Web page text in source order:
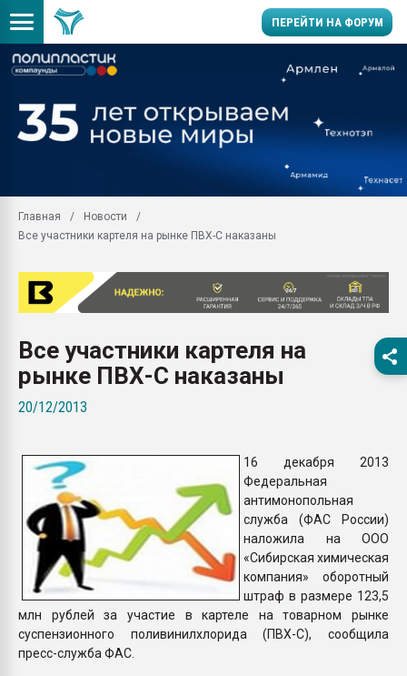
ПЕРЕЙТИ НА ФОРУМ
производство SPC
заводу пластмасс"
Подмосковье, Москва
28.07.2026
пластмасс
28.07.2026
ПЕРЕЙТИ НА
Главная
Новости
Все участники картеля на рынке ПВХ-С наказаны
Все участники картеля на
рынке ПВХ-С наказаны
20/12/2013
16 декабря 2013
Федеральная
антимонопольная
служба (ФАС России)
наложила на ООО
«Сибирская химическая
компания» оборотный
штраф в размере 123,5
млн рублей за участие в картеле на товарном рынке
суспензионного поливинилхлорида (ПВХ-С), сообщила
пресс-служба ФАС.